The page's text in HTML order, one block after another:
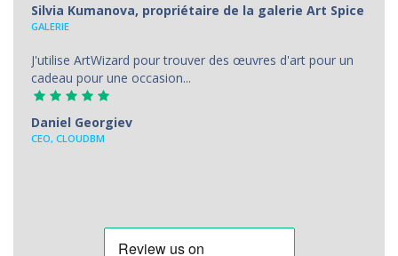
Silvia Kumanova, propriétaire de la galerie Art Spice
GALERIE
J'utilise ArtWizard pour trouver des œuvres d'art pour un
cadeau pour une occasion...
Daniel Georgiev
CEO, CLOUDBM